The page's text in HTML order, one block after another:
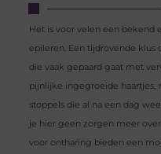
Het is voor velen een bekend
epileren. Een tijdrovende klus
die vaak gepaard gaat met
pijnlijke ingegroeide haartjes,
stoppels die al na een dag
je hier geen zorgen meer
voor ontharing bieden een